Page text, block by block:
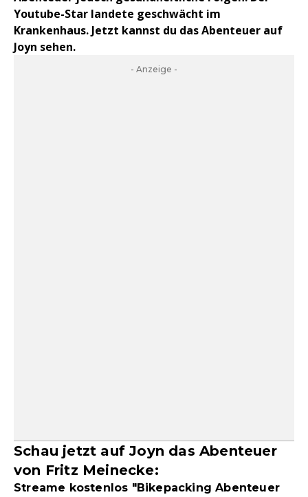
Youtube-Star landete geschwächt im
Krankenhaus. Jetzt kannst du das Abenteuer auf
Joyn sehen.
- Anzeige -
Schau jetzt auf Joyn das Abenteuer
von Fritz Meinecke:
Streame kostenlos "Bikepacking Abenteuer